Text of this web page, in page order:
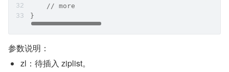
    // more
}
参数说明：
zl：待插入 ziplist。